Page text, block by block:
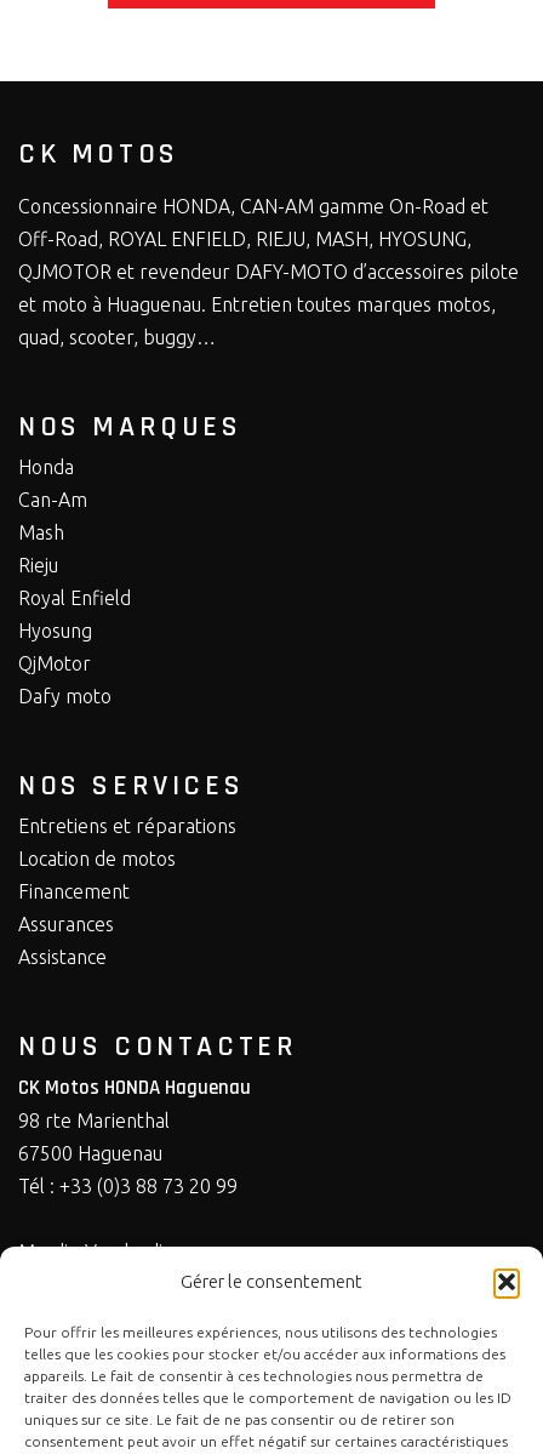
Gérer le consentement
Pour offrir les meilleures expériences, nous utilisons des technologies
telles que les cookies pour stocker et/ou accéder aux informations des
appareils. Le fait de consentir à ces technologies nous permettra de
traiter des données telles que le comportement de navigation ou les ID
uniques sur ce site. Le fait de ne pas consentir ou de retirer son
consentement peut avoir un effet négatif sur certaines caractéristiques
CK MOTOS
Concessionnaire HONDA, CAN-AM gamme On-Road et
Off-Road, ROYAL ENFIELD, RIEJU, MASH, HYOSUNG,
QJMOTOR et revendeur DAFY-MOTO d’accessoires pilote
et moto à Huaguenau. Entretien toutes marques motos,
quad, scooter, buggy…
NOS MARQUES
Honda
Can-Am
Mash
Rieju
Royal Enfield
Hyosung
QjMotor
Dafy moto
NOS SERVICES
Entretiens et réparations
Location de motos
Financement
Assurances
Assistance
NOUS CONTACTER
CK Motos HONDA Haguenau
98 rte Marienthal
67500 Haguenau
Tél : +33 (0)3 88 73 20 99
Mardi - Vendredi :
09:00 - 12:00 & 14:00 - 18:30